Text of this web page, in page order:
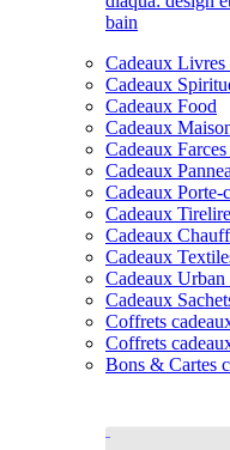
bain
Cadeaux Livres
Cadeaux
Cadeaux Food
Cadeaux
Cadeaux Farces
Cadeaux
Cadeaux Porte-
Cadeaux
Cadeaux
Cadeaux
Cadeaux
Cadeaux
Coffrets
Coffrets
Bons & Cartes